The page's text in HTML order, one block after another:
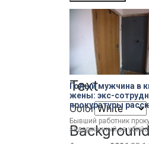
Picture-in-Picture
This is a modal
Beginning of
Text
Color
Голый мужчина в
жены: экс-
прокуратуры
почему совершил
Бывший работник
задержанный за
мужчины, рассказал о